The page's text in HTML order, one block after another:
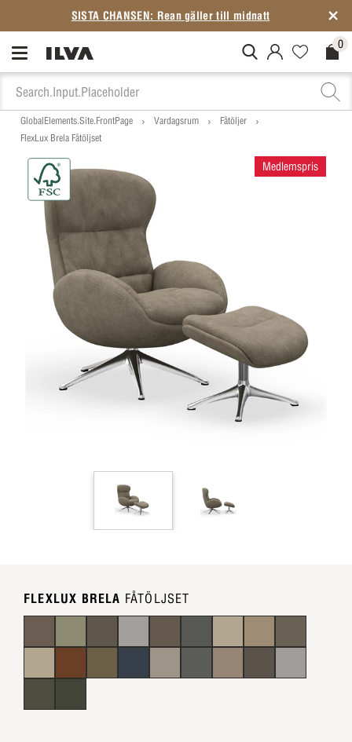
SISTA CHANSEN: Rean gäller till midnatt
MitIlva.Login 0
GlobalElements.Site.FrontPage Vardagsrum
Fåtöljer
FlexLux Brela Fåtöljset
Medlemspris
FLEXLUX BRELA FÅTÖLJSET